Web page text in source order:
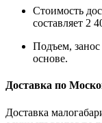
Стоимость
составляет 2
Подъем, занос
основе.
Доставка по
Доставка